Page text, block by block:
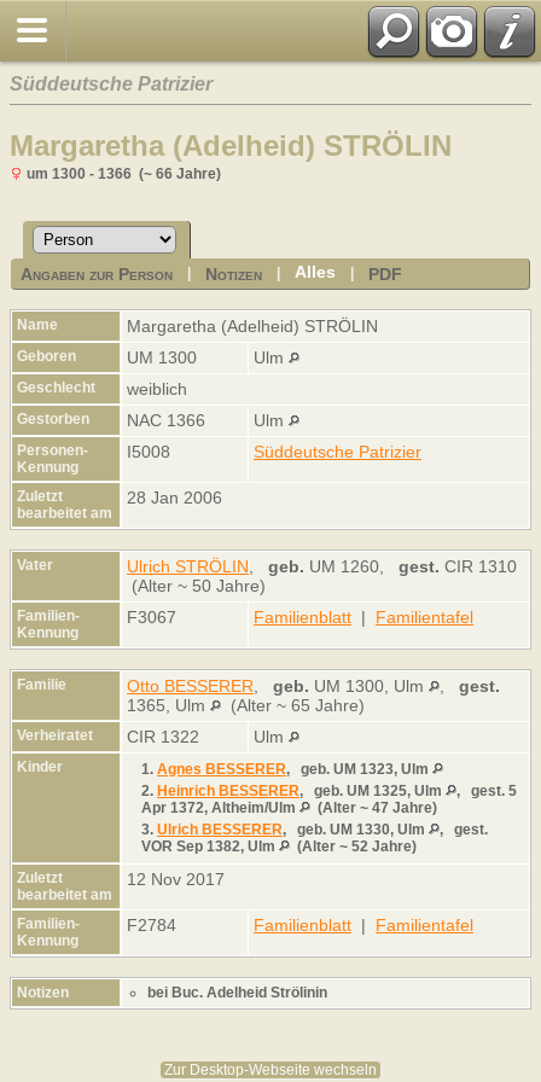
Süddeutsche Patrizier
Margaretha (Adelheid) STRÖLIN
um 1300 - 1366 (~ 66 Jahre)
Angaben zur Person Notizen |Alles PDF
Name Margaretha (Adelheid) STRÖLIN
Geboren UM 1300 Ulm
Geschlecht weiblich
Gestorben NAC 1366 Ulm
Personen-
Kennung
I5008 Süddeutsche Patrizier
Zuletzt
bearbeitet am
28 Jan 2006
Vater Ulrich STRÖLIN geb. UM 1260, gest. CIR 1310
(Alter ~ 50 Jahre)
Familien-
Kennung
F3067 Familienblatt | Familientafel
Familie Otto BESSERER geb. UM 1300, Ulm
gest.
1365, Ulm
(Alter ~ 65 Jahre)
Verheiratet CIR 1322 Ulm
Kinder 1. Agnes BESSERER, geb. UM 1323, Ulm
2. Heinrich BESSERER, geb. UM 1325, Ulm , gest. 5
Apr 1372, Altheim/Ulm
(Alter ~ 47 Jahre)
3. Ulrich BESSERER, geb. UM 1330, Ulm , gest.
VOR Sep 1382, Ulm
(Alter ~ 52 Jahre)
Zuletzt
bearbeitet am
12 Nov 2017
Familien-
Kennung
F2784 Familienblatt | Familientafel
Notizen bei Buc. Adelheid Strölinin
Zur Desktop-Webseite wechseln